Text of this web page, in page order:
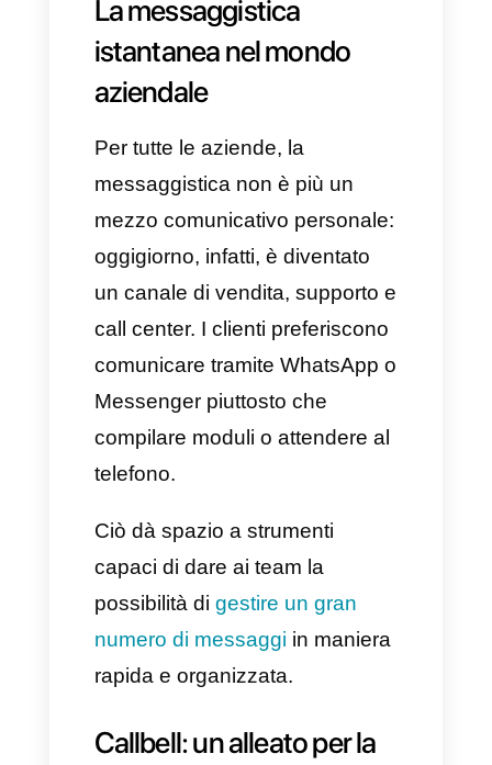
aziende.
Instagram Direct
all'integrazione di foto e video,
questo strumento consente
delle conversazioni rapide ed
è di fondamentale importanza
per l'interazione tra brand e
influencer.
Telegram: Riconosciuto per la
sua sicurezza, è adatto a
bot.
Ciascuna di esse ha
sicuramente trasformato il modo
di interagire e la parte migliore è
come queste siano diventate un